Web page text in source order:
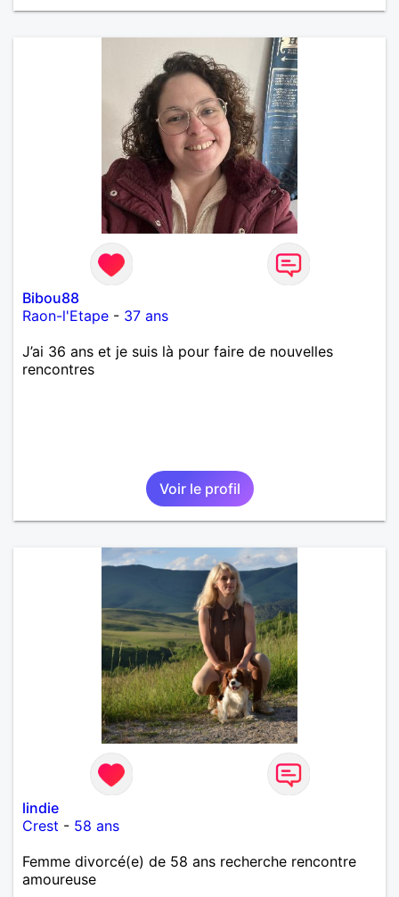
Bibou88
Raon-l'Etape - 37 ans
J’ai 36 ans et je suis là pour faire de nouvelles
rencontres
Voir le profil
lindie
Crest - 58 ans
Femme divorcé(e) de 58 ans recherche rencontre
amoureuse